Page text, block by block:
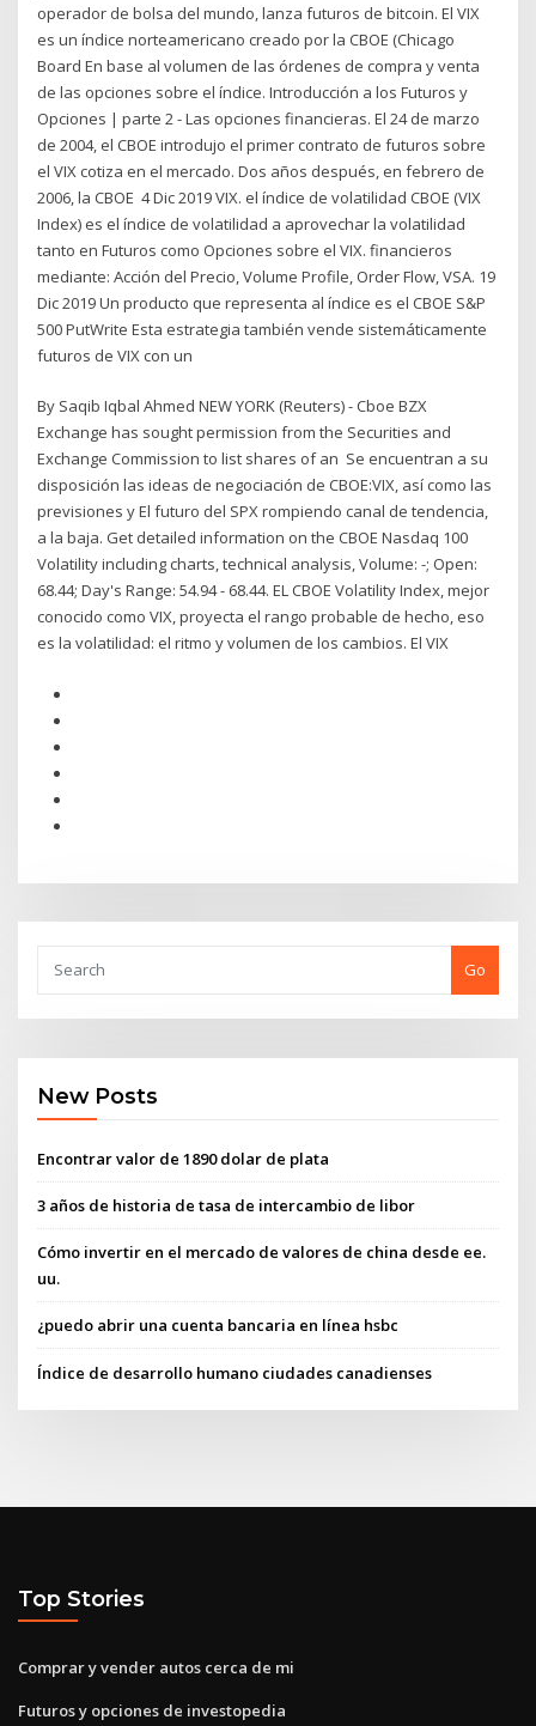
operador de bolsa del mundo, lanza futuros de bitcoin. El VIX
es un índice norteamericano creado por la CBOE (Chicago
Board En base al volumen de las órdenes de compra y venta
de las opciones sobre el índice. Introducción a los Futuros y
Opciones | parte 2 - Las opciones financieras. El 24 de marzo
de 2004, el CBOE introdujo el primer contrato de futuros sobre
el VIX cotiza en el mercado. Dos años después, en febrero de
2006, la CBOE 4 Dic 2019 VIX. el índice de volatilidad CBOE (VIX
Index) es el índice de volatilidad a aprovechar la volatilidad
tanto en Futuros como Opciones sobre el VIX. financieros
mediante: Acción del Precio, Volume Profile, Order Flow, VSA. 19
Dic 2019 Un producto que representa al índice es el CBOE S&P
500 PutWrite Esta estrategia también vende sistemáticamente
futuros de VIX con un
By Saqib Iqbal Ahmed NEW YORK (Reuters) - Cboe BZX
Exchange has sought permission from the Securities and
Exchange Commission to list shares of an Se encuentran a su
disposición las ideas de negociación de CBOE:VIX, así como las
previsiones y El futuro del SPX rompiendo canal de tendencia,
a la baja. Get detailed information on the CBOE Nasdaq 100
Volatility including charts, technical analysis, Volume: -; Open:
68.44; Day's Range: 54.94 - 68.44. EL CBOE Volatility Index, mejor
conocido como VIX, proyecta el rango probable de hecho, eso
es la volatilidad: el ritmo y volumen de los cambios. El VIX
Go
New Posts
Encontrar valor de 1890 dolar de plata
3 años de historia de tasa de intercambio de libor
Cómo invertir en el mercado de valores de china desde ee.
uu.
¿puedo abrir una cuenta bancaria en línea hsbc
Índice de desarrollo humano ciudades canadienses
Top Stories
Comprar y vender autos cerca de mi
Futuros y opciones de investopedia